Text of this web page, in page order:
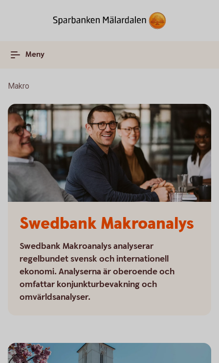
Meny
Makro
Swedbank Makroanalys
Swedbank Makroanalys analyserar
regelbundet svensk och internationell
ekonomi. Analyserna är oberoende och
omfattar konjunkturbevakning och
omvärldsanalyser.